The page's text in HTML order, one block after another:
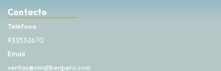
Contacto
Teléfono
933532670
Email
ventas@smallbenperu.com